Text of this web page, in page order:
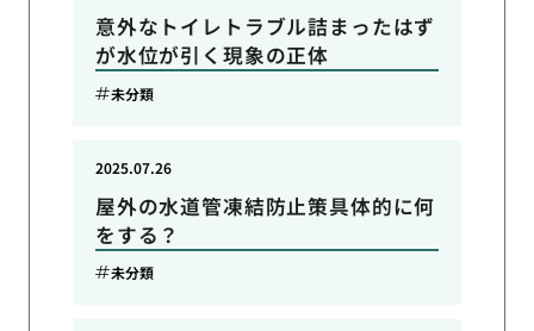
意外なトイレトラブル詰まったはず
が水位が引く現象の正体
未分類
屋外の水道管凍結防止策具体的に何
をする？
2025.07.26
未分類